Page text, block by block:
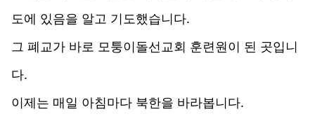
도에 있음을 알고 기도했습니다.
그 폐교가 바로 모퉁이돌선교회 훈련원이 된 곳입니
다.
이제는 매일 아침마다 북한을 바라봅니다.